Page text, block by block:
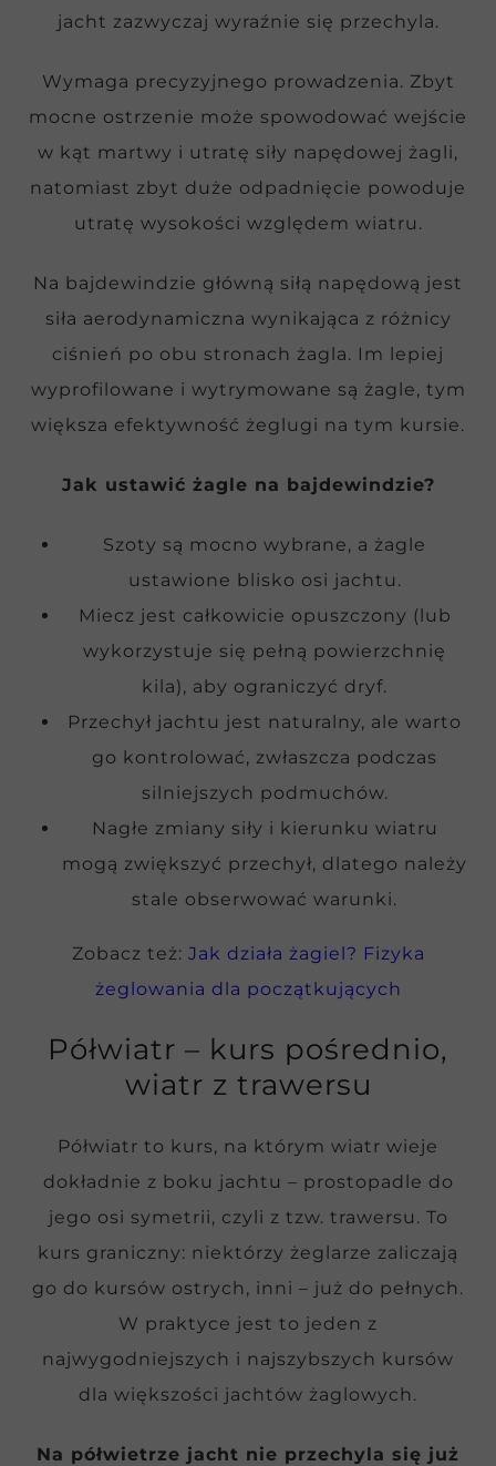
jacht zazwyczaj wyraźnie się przechyla.
Wymaga precyzyjnego prowadzenia. Zbyt
mocne ostrzenie może spowodować wejście
w kąt martwy i utratę siły napędowej żagli,
natomiast zbyt duże odpadnięcie powoduje
utratę wysokości względem wiatru.
Na bajdewindzie główną siłą napędową jest
siła aerodynamiczna wynikająca z różnicy
ciśnień po obu stronach żagla. Im lepiej
wyprofilowane i wytrymowane są żagle, tym
większa efektywność żeglugi na tym kursie.
Jak ustawić żagle na bajdewindzie?
Szoty są mocno wybrane, a żagle
ustawione blisko osi jachtu.
Miecz jest całkowicie opuszczony (lub
wykorzystuje się pełną powierzchnię
kila), aby ograniczyć dryf.
Przechył jachtu jest naturalny, ale warto
go kontrolować, zwłaszcza podczas
silniejszych podmuchów.
Nagłe zmiany siły i kierunku wiatru
mogą zwiększyć przechył, dlatego należy
stale obserwować warunki.
Zobacz też: Jak działa żagiel? Fizyka
żeglowania dla początkujących
Półwiatr – kurs pośrednio,
wiatr z trawersu
Półwiatr to kurs, na którym wiatr wieje
dokładnie z boku jachtu – prostopadle do
jego osi symetrii, czyli z tzw. trawersu. To
kurs graniczny: niektórzy żeglarze zaliczają
go do kursów ostrych, inni – już do pełnych.
W praktyce jest to jeden z
najwygodniejszych i najszybszych kursów
dla większości jachtów żaglowych.
Na półwietrze jacht nie przechyla się już